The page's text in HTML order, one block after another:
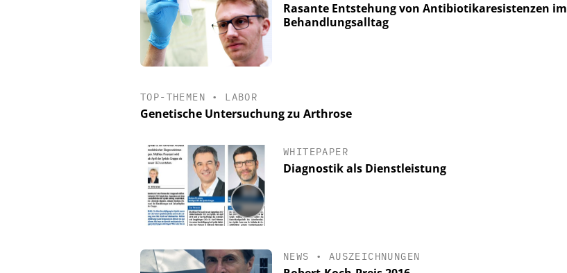
Rasante Entstehung von Antibiotikaresistenzen im
Behandlungsalltag
TOP-THEMEN • LABOR
Genetische Untersuchung zu Arthrose
WHITEPAPER
Diagnostik als Dienstleistung
NEWS • AUSZEICHNUNGEN